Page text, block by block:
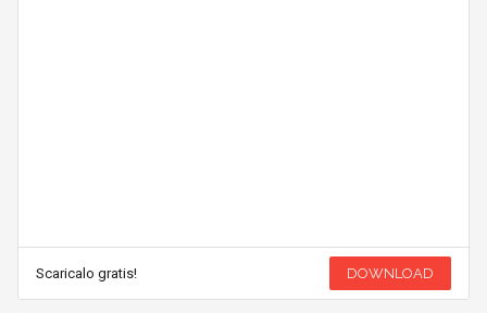
Scaricalo gratis! DOWNLOAD